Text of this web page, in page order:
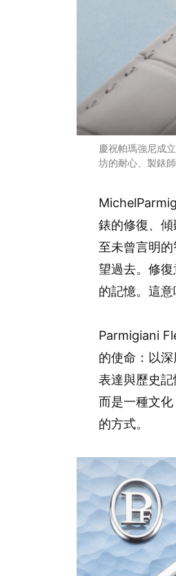
慶祝帕瑪強尼成
坊的耐心、製錶
錶的修復、
至未曾言明
望過去。修
的記憶。這
Parmigiani
的使命：以
表達與歷史
而是一種文
的方式。